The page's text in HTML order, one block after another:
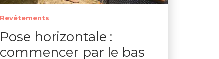
Revêtements
Pose horizontale :
commencer par le bas